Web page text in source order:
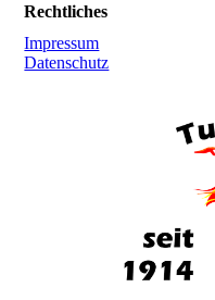
Rechtliches
Impressum
Datenschutz